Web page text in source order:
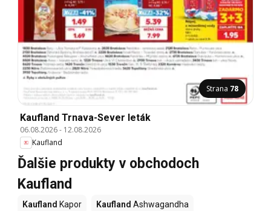
Strana 78
Kaufland Trnava-Sever leták
06.08.2026- 12.08.2026
Kaufland
Ďalšie produkty v obchodoch
Kaufland
Kaufland Kapor Kaufland Ashwagandha